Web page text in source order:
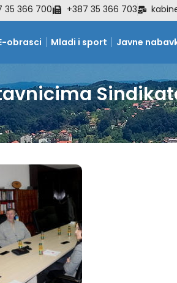
35 366 700 +387 35 366 703
obrasci Mladi i sport Javne